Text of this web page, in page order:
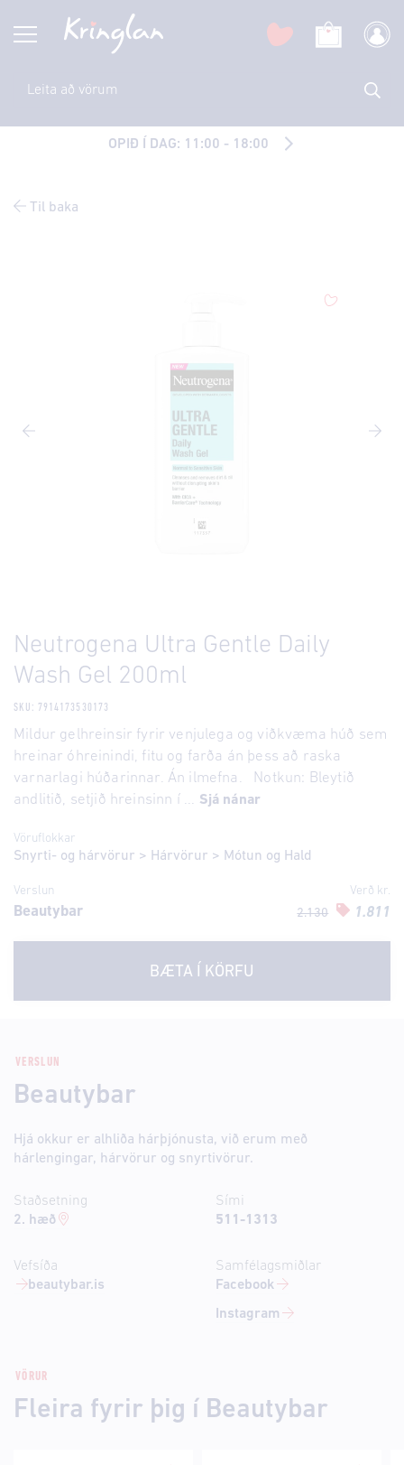
OPIÐ Í DAG: 11:00 - 18:00
Til baka
Neutrogena Ultra Gentle Daily
Wash Gel 200ml
SKU: 7914173530173
Mildur gelhreinsir fyrir venjulega og viðkvæma húð sem
hreinar óhreinindi, fitu og farða án þess að raska
varnarlagi húðarinnar. Án ilmefna. Notkun: Bleytið
andlitið, setjið hreinsinn í ... Sjá nánar
Vöruflokkar
Snyrti- og hárvörur > Hárvörur > Mótun og Hald
Verslun Verð kr.
Beautybar 2.130 1.811
BÆTA Í KÖRFU
VERSLUN
Beautybar
Hjá okkur er alhliða hárþjónusta, við erum með
hárlengingar, hárvörur og snyrtivörur.
Staðsetning
2. hæð
Vefsíða
beautybar.is
Sími
511-1313
Samfélagsmiðlar
Facebook
Instagram
VÖRUR
Fleira fyrir þig í Beautybar